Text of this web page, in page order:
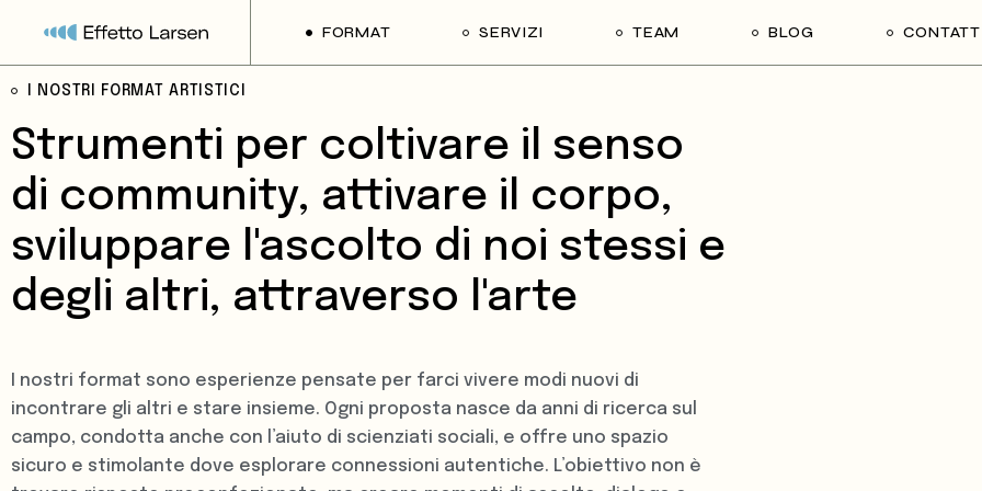
FORMAT
STORMO
Mnemosyne
After/Dopo
Tracce
Pop-up Civilisation
Cu’N’Fu
SERVIZI
Case Studies
Team building
Diversity & Inclusion
Formazione esperienziale
Comunicazione e storytelling
Facilitazione
Team coaching
Comunicazione digital
TEAM BLOG
I NOSTRI FORMAT ARTISTICI
Strumenti per coltivare il senso
di community, attivare il corpo,
sviluppare l'ascolto di noi stessi e
degli altri, attraverso l'arte
I nostri format sono esperienze pensate per farci vivere modi nuovi di
incontrare gli altri e stare insieme. Ogni proposta nasce da anni di ricerca sul
campo, condotta anche con l’aiuto di scienziati sociali, e offre uno spazio
sicuro e stimolante dove esplorare connessioni autentiche. L’obiettivo non è